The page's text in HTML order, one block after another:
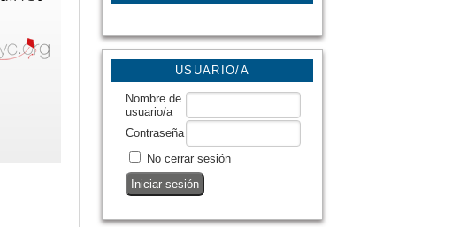
USUARIO/A
Nombre de
usuario/a
Contraseña
No cerrar sesión